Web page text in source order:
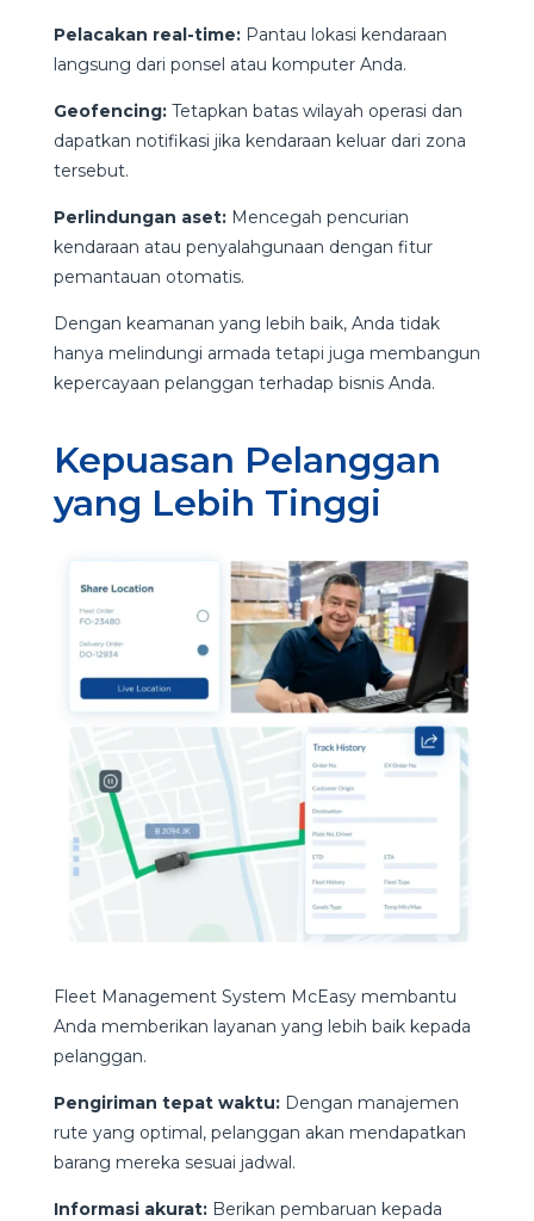
Pelacakan real-time:Pantau lokasi kendaraan
langsung dari ponsel atau komputer Anda.
Geofencing:Tetapkan batas wilayah operasi dan
dapatkan notifikasi jika kendaraan keluar dari zona
tersebut.
Perlindungan aset:Mencegah pencurian
kendaraan atau penyalahgunaan dengan fitur
pemantauan otomatis.
Dengan keamanan yang lebih baik, Anda tidak
hanya melindungi armada tetapi juga membangun
kepercayaan pelanggan terhadap bisnis Anda.
Kepuasan Pelanggan
yang Lebih Tinggi
Fleet Management System McEasy membantu
Anda memberikan layanan yang lebih baik kepada
pelanggan.
Pengiriman tepat waktu:Dengan manajemen
rute yang optimal, pelanggan akan mendapatkan
barang mereka sesuai jadwal.
Informasi akurat:Berikan pembaruan kepada